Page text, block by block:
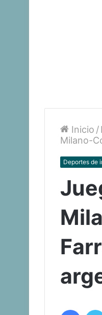
Inicio /
Milano-
Deportes de